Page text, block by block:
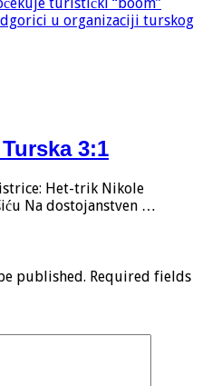
turistički “boom”
u organizaciji turskog
3:1
Het-trik Nikole
Na dostojanstven …
published. Required fields